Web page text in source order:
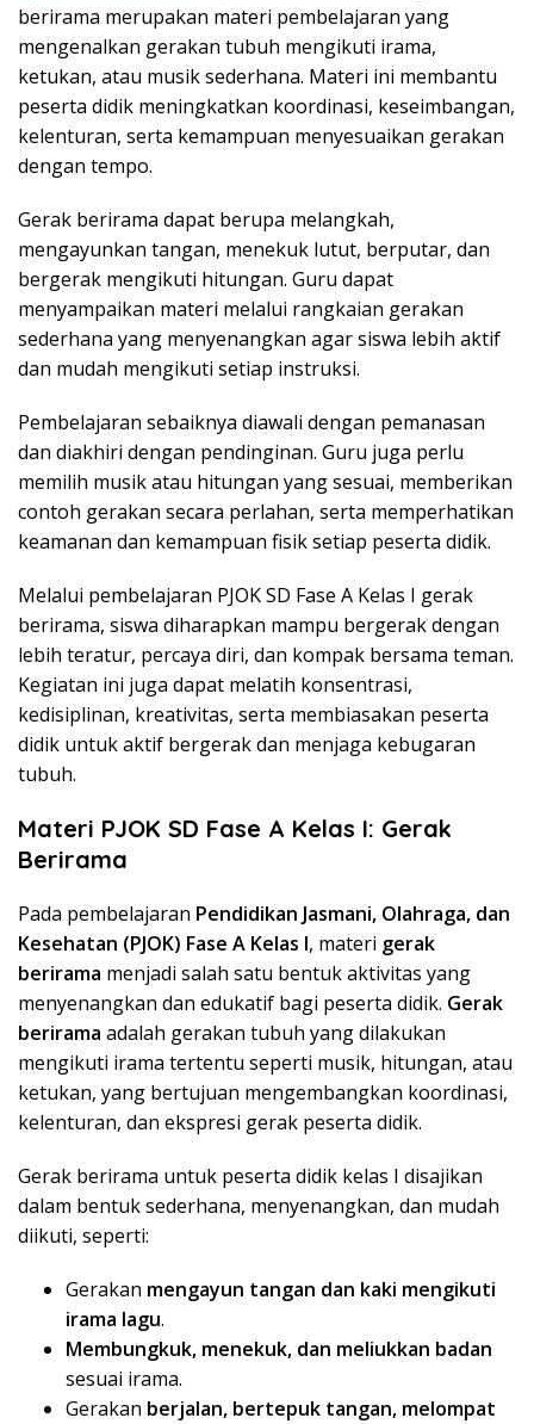
berirama merupakan materi pembelajaran yang
mengenalkan gerakan tubuh mengikuti irama,
ketukan, atau musik sederhana. Materi ini membantu
peserta didik meningkatkan koordinasi, keseimbangan,
kelenturan, serta kemampuan menyesuaikan gerakan
dengan tempo.
Gerak berirama dapat berupa melangkah,
mengayunkan tangan, menekuk lutut, berputar, dan
bergerak mengikuti hitungan. Guru dapat
menyampaikan materi melalui rangkaian gerakan
sederhana yang menyenangkan agar siswa lebih aktif
dan mudah mengikuti setiap instruksi.
Pembelajaran sebaiknya diawali dengan pemanasan
dan diakhiri dengan pendinginan. Guru juga perlu
memilih musik atau hitungan yang sesuai, memberikan
contoh gerakan secara perlahan, serta memperhatikan
keamanan dan kemampuan fisik setiap peserta didik.
Melalui pembelajaran PJOK SD Fase A Kelas I gerak
berirama, siswa diharapkan mampu bergerak dengan
lebih teratur, percaya diri, dan kompak bersama teman.
Kegiatan ini juga dapat melatih konsentrasi,
kedisiplinan, kreativitas, serta membiasakan peserta
didik untuk aktif bergerak dan menjaga kebugaran
tubuh.
Materi PJOK SD Fase A Kelas I: Gerak
Berirama
Pada pembelajaran Pendidikan Jasmani, Olahraga, dan
Kesehatan (PJOK) Fase A Kelas I, materi gerak
berirama menjadi salah satu bentuk aktivitas yang
menyenangkan dan edukatif bagi peserta didik. Gerak
berirama adalah gerakan tubuh yang dilakukan
mengikuti irama tertentu seperti musik, hitungan, atau
ketukan, yang bertujuan mengembangkan koordinasi,
kelenturan, dan ekspresi gerak peserta didik.
Gerak berirama untuk peserta didik kelas I disajikan
dalam bentuk sederhana, menyenangkan, dan mudah
diikuti, seperti:
Gerakan mengayun tangan dan kaki mengikuti
irama lagu.
Membungkuk, menekuk, dan meliukkan badan
sesuai irama.
Gerakan berjalan, bertepuk tangan, melompat